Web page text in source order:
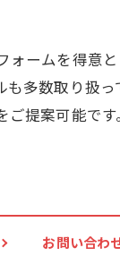
ォームを得意
多数取り扱っ
ご提案可能で
お問い合わ